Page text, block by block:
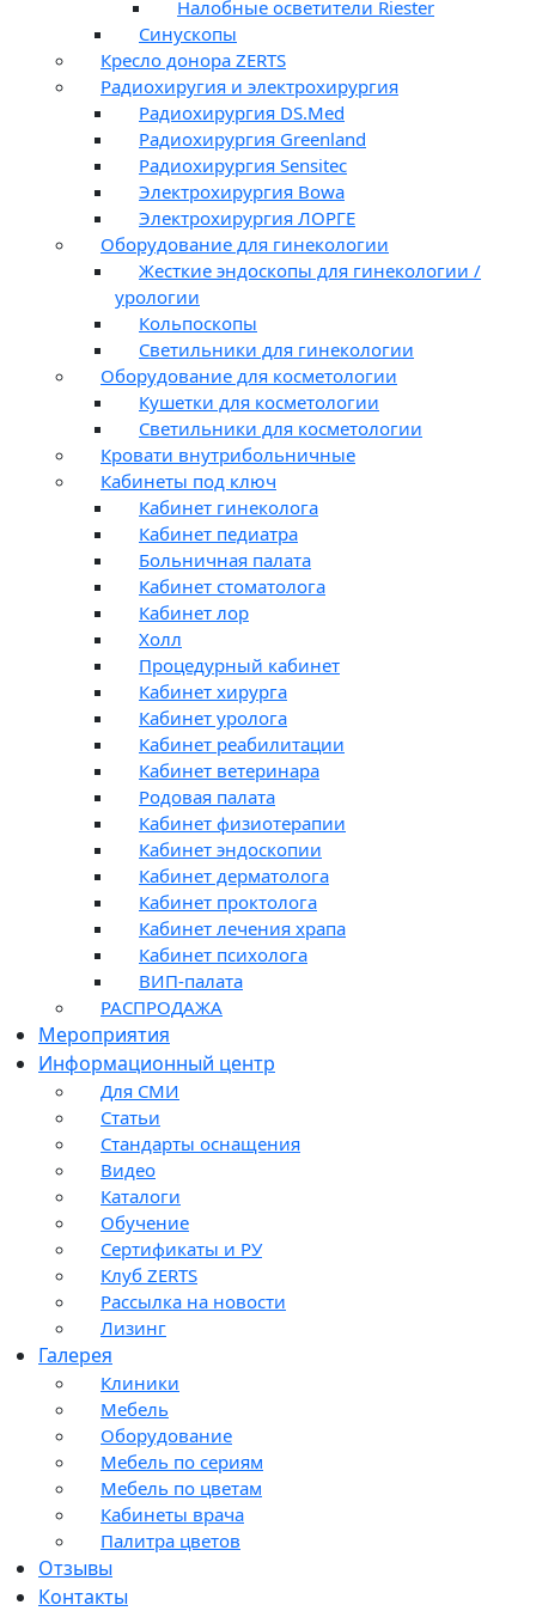
Налобные осветители Riester
Синускопы
Кресло донора ZERTS
Радиохиругия и электрохирургия
Радиохирургия DS.Med
Радиохирургия Greenland
Радиохирургия Sensitec
Электрохирургия Bowa
Электрохирургия ЛОРГЕ
Оборудование для гинекологии
Жесткие эндоскопы для гинекологии /
урологии
Кольпоскопы
Светильники для гинекологии
Оборудование для косметологии
Кушетки для косметологии
Светильники для косметологии
Кровати внутрибольничные
Кабинеты под ключ
Кабинет гинеколога
Кабинет педиатра
Больничная палата
Кабинет стоматолога
Кабинет лор
Холл
Процедурный кабинет
Кабинет хирурга
Кабинет уролога
Кабинет реабилитации
Кабинет ветеринара
Родовая палата
Кабинет физиотерапии
Кабинет эндоскопии
Кабинет дерматолога
Кабинет проктолога
Кабинет лечения храпа
Кабинет психолога
ВИП-палата
РАСПРОДАЖА
Мероприятия
Информационный центр
Для СМИ
Статьи
Стандарты оснащения
Видео
Каталоги
Обучение
Сертификаты и РУ
Клуб ZERTS
Рассылка на новости
Лизинг
Галерея
Клиники
Мебель
Оборудование
Мебель по сериям
Мебель по цветам
Кабинеты врача
Палитра цветов
Отзывы
Контакты